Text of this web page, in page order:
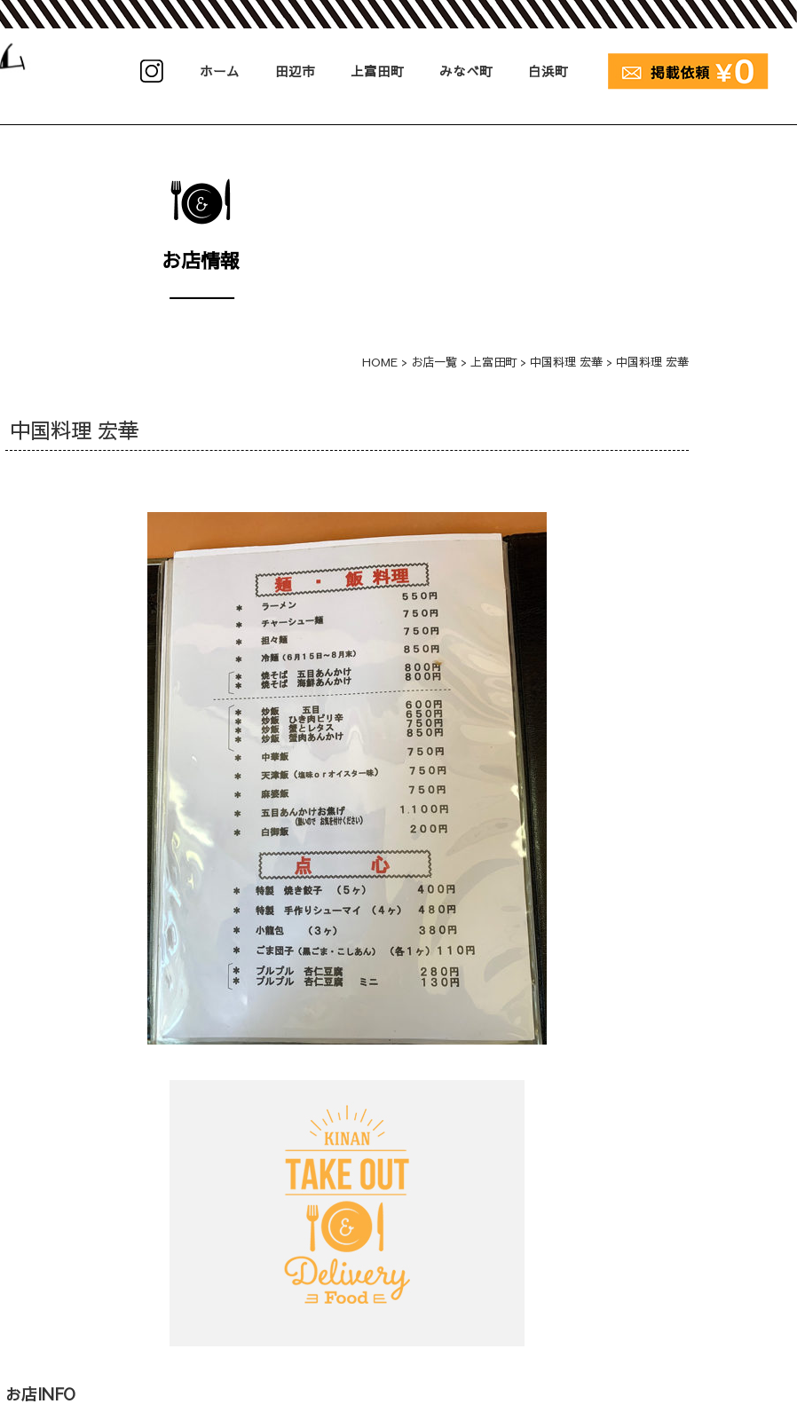
ホーム 田辺市 上富田町 みなべ町 白浜町
お店情報
HOME > お店一覧 > 上富田町> 中国料理 宏華 > 中国料理 宏華
中国料理 宏華
お店INFO